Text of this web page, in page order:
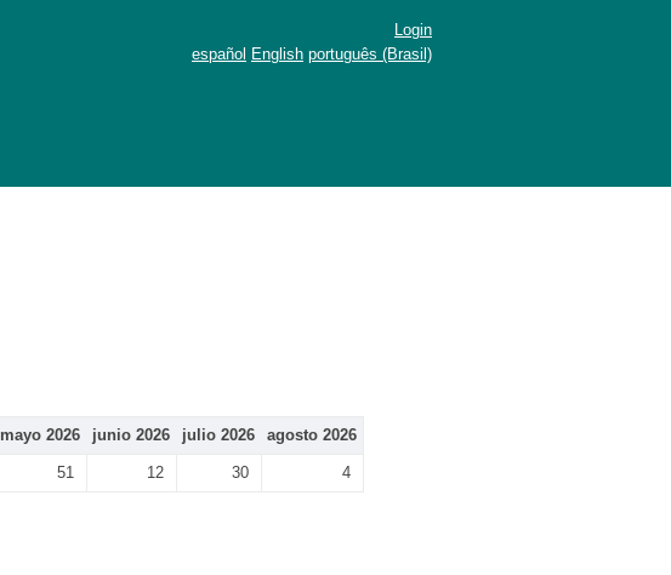
Login
español English português (Brasil)
mayo 2026 junio 2026 julio 2026 agosto 2026
51 12 30 4